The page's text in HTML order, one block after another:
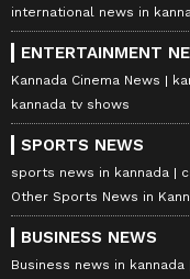
international news in
ENTERTAINMENT
Kannada Cinema News
kannada tv shows
SPORTS NEWS
sports news in kannada
Other Sports News in
BUSINESS NEWS
Business news in kannada